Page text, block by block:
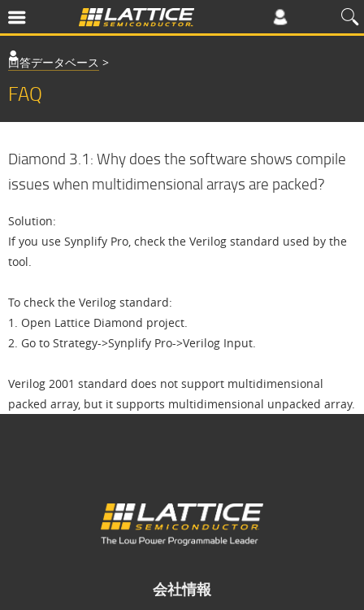
回答データベース >
FAQ
Diamond 3.1: Why does the software shows compile
issues when multidimensional arrays are packed?
Solution:
If you use Synplify Pro, check the Verilog standard used by the
tool.
To check the Verilog standard:
1. Open Lattice Diamond project.
2. Go to Strategy->Synplify Pro->Verilog Input.
Verilog 2001 standard does not support multidimensional
packed array, but it supports multidimensional unpacked array.
会社情報